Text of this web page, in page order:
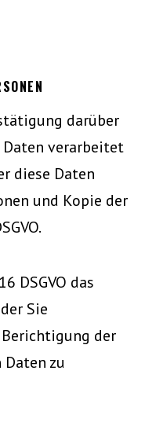
darüber
verarbeitet
diese Daten
und Kopie der
DSGVO das
Sie
der
zu